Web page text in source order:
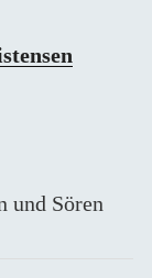
und Sören